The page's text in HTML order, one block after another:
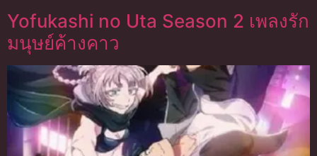
Yofukashi no Uta Season 2 เพลงรัก
มนุษย์ค้างคาว